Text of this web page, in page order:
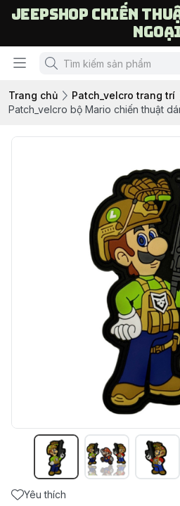
Jeepshop chiến
Trang chủ
Patch_velcro trang trí
Patch_velcro bộ Mario chiến thuật
Yêu thích